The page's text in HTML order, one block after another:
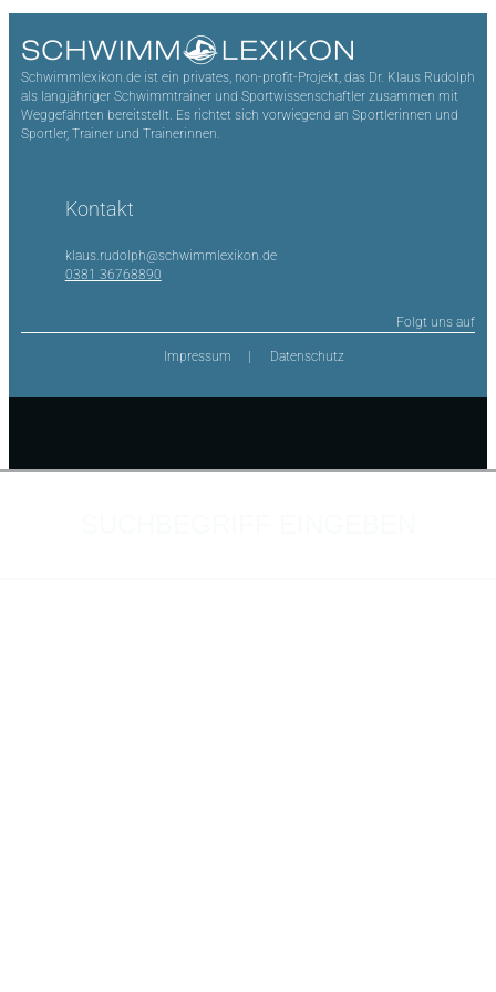
Schwimmlexikon.de ist ein privates, non-profit-Projekt, das Dr. Klaus Rudolph
als langjähriger Schwimmtrainer und Sportwissenschaftler zusammen mit
Weggefährten bereitstellt. Es richtet sich vorwiegend an Sportlerinnen und
Sportler, Trainer und Trainerinnen.
Kontakt
klaus.rudolph@schwimmlexikon.de
0381 36768890
Folgt uns auf
Impressum Datenschutz